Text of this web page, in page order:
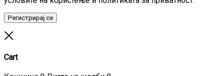
Регистрирај се
Cart